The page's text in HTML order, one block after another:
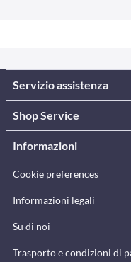
Servizio assistenza
Shop Service
Informazioni
Cookie preferences
Informazioni legali
Su di noi
Trasporto e condizioni di